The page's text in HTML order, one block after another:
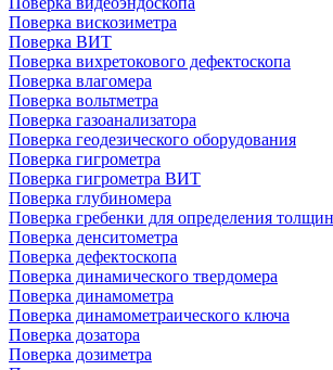
Поверка вискозиметра
Поверка ВИТ
Поверка вихретокового дефектоскопа
Поверка влагомера
Поверка вольтметра
Поверка газоанализатора
Поверка геодезического оборудования
Поверка гигрометра
Поверка гигрометра ВИТ
Поверка глубиномера
Поверка гребенки для определения
Поверка денситометра
Поверка дефектоскопа
Поверка динамического твердомера
Поверка динамометра
Поверка динамометраического ключа
Поверка дозатора
Поверка дозиметра